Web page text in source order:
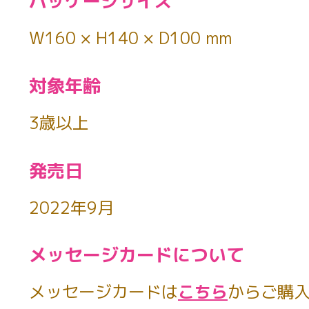
W160 × H140 × D100 mm
対象年齢
3歳以上
発売日
2022年9月
メッセージカードについて
メッセージカードはこちらからご購